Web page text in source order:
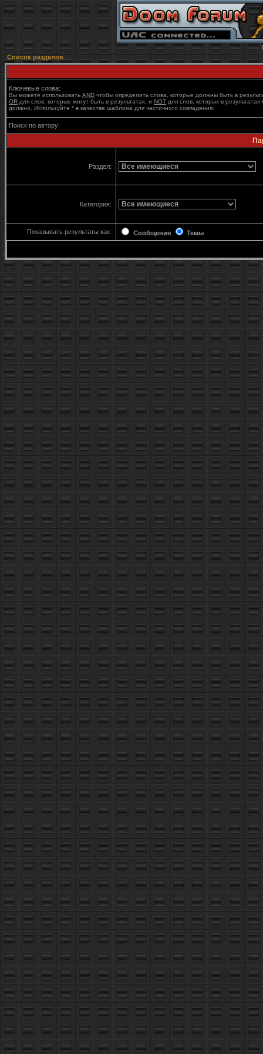
Список разделов
Ключевые слова:
Вы можете использовать AND чтобы определить слова, которые должны быть в
OR для слов, которые могут быть в результатах, и NOT для слов, которых в результатах
должно. Используйте * в качестве шаблона для частичного совпадения.
Поиск по автору:
Раздел:
Категория:
Показывать результаты как: Сообщения Темы